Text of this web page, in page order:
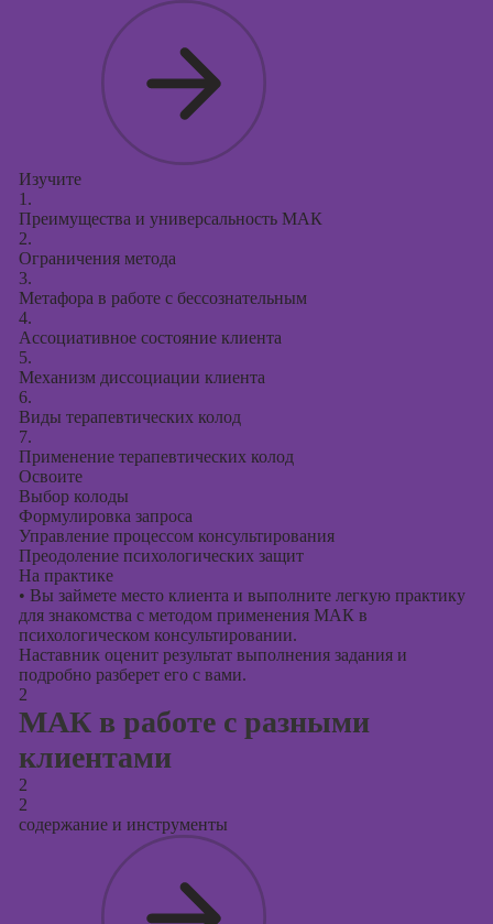
Изучите
1.
Преимущества и универсальность МАК
2.
Ограничения метода
3.
Метафора в работе с бессознательным
4.
Ассоциативное состояние клиента
5.
Механизм диссоциации клиента
6.
Виды терапевтических колод
7.
Применение терапевтических колод
Освоите
Выбор колоды
Формулировка запроса
Управление процессом консультирования
Преодоление психологических защит
На практике
• Вы займете место клиента и выполните легкую практику
для знакомства с методом применения МАК в
психологическом консультировании.
Наставник оценит результат выполнения задания и
подробно разберет его с вами.
2
МАК в работе с разными
клиентами
2
2
содержание и инструменты